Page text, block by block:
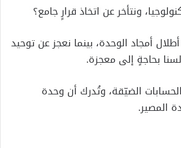
ونتأخر عن اتخاذ قرارٍ جامع؟
أمجاد الوحدة، بينما نعجز عن توحيد
بحاجةٍ إلى معجزة.
الضيّقة، وتُدرك أن وحدة
المصير.